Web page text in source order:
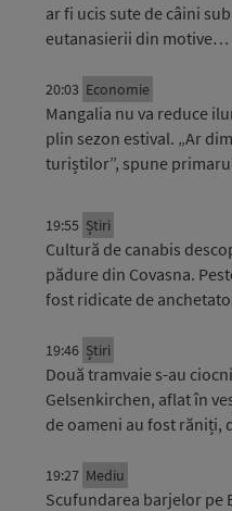
ar fi ucis sute de câini
eutanasierii din motive…
20:03 Economie
Mangalia nu va reduce
plin sezon estival. „Ar
turiștilor”, spune
19:55 Știri
Cultură de canabis
pădure din Covasna.
fost ridicate de
19:46 Știri
Două tramvaie s-au
Gelsenkirchen, aflat în
de oameni au fost
19:27 Mediu
Scufundarea barjelor pe